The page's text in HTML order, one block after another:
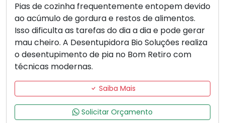
Pias de cozinha frequentemente entopem devido
ao acúmulo de gordura e restos de alimentos.
Isso dificulta as tarefas do dia a dia e pode gerar
mau cheiro. A Desentupidora Bio Soluções realiza
o desentupimento de pia no Bom Retiro com
técnicas modernas.
Saiba Mais
Solicitar Orçamento